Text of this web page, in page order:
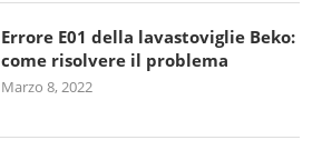
Errore E01 della lavastoviglie Beko:
come risolvere il problema
Marzo 8, 2022